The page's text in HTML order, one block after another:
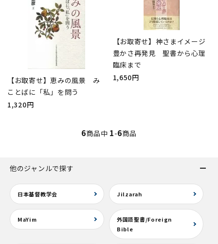
【お取寄せ】恵みの風景 み
ことばに「私」を問う
1,320円
【お取寄せ】神さまイメージ
豊かさ再発見 聖書から心理
臨床まで
1,650円
6商品中 1-6商品
他のジャンルで探す
日本基督教学会 Jilzarah
MaYim
外国語聖書/Foreign
Bible